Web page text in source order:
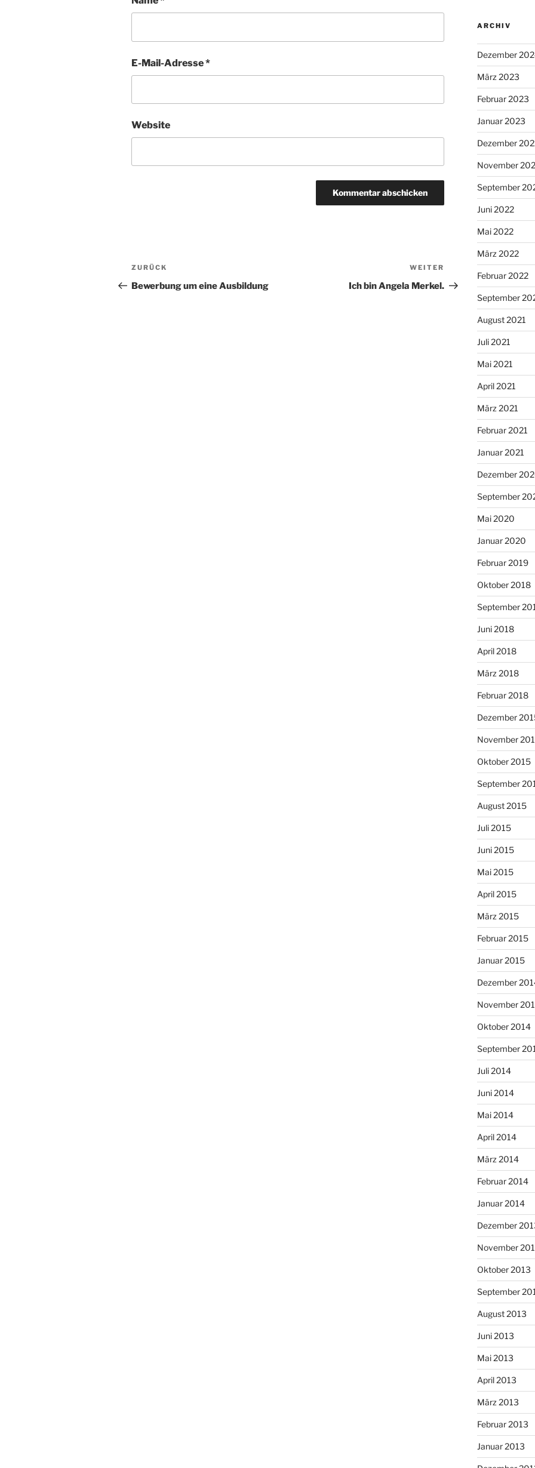
E-Mail-Adresse*
Website
Beitragsnavigation
Vorheriger
Beitrag
ZURÜCK
Bewerbung um eine Ausbildung
Beitrag
WEITER
Ich bin Angela Merkel.
ARCHIV
Dezember
März 2023
Februar 2023
Januar 2023
Dezember
November
September
Juni 2022
Mai 2022
März 2022
Februar 2022
September
August 2021
Juli 2021
Mai 2021
April 2021
März 2021
Februar 2021
Januar 2021
Dezember
September
Mai 2020
Januar 2020
Februar 2019
Oktober 2018
September
Juni 2018
April 2018
März 2018
Februar 2018
Dezember
November
Oktober 2015
September
August 2015
Juli 2015
Juni 2015
Mai 2015
April 2015
März 2015
Februar 2015
Januar 2015
Dezember
November
Oktober 2014
September
Juli 2014
Juni 2014
Mai 2014
April 2014
März 2014
Februar 2014
Januar 2014
Dezember
November
Oktober 2013
September
August 2013
Juni 2013
Mai 2013
April 2013
März 2013
Februar 2013
Januar 2013